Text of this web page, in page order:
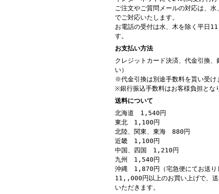
ご注文やご質問メールの対応は、水
でご対応いたします。
お電話の受付は水、木を除く平日
す。
お支払い方法
クレジットカード決済、代金引換、
い）
※代金引換は別途手数料を貰い受け
※銀行振込手数料はお客様負担とな
送料について
北海道 1,540円
東北 1,100円
北陸、関東、東海 880円
近畿 1,100円
中国、四国 1,210円
九州 1,540円
沖縄 1,870円（宅急便にてお送り
11,,000円以上のお買い上げで、送
いただきます。